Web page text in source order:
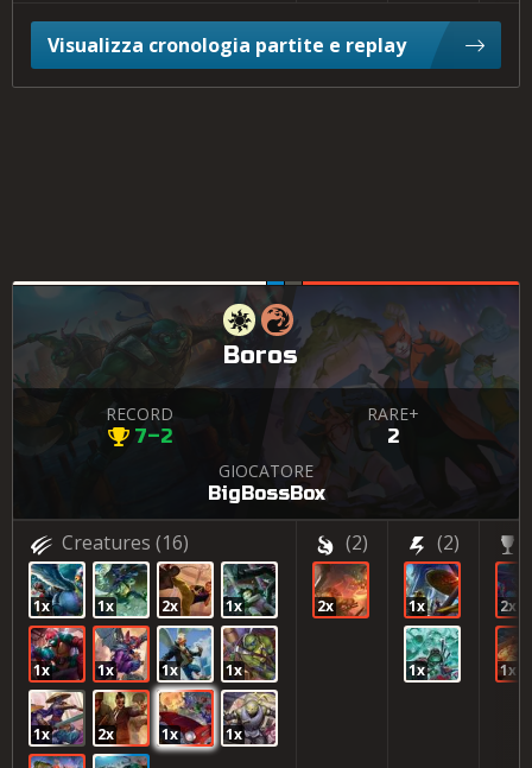
Visualizza cronologia partite e replay
Boros
RECORD
7–2
RARE+
2
GIOCATORE
BigBossBox
Creatures (16)
1x 1x 2x 1x
1x 1x 1x 1x
1x 2x 1x 1x
(2)
2x
(2)
1x
1x
2x
1x